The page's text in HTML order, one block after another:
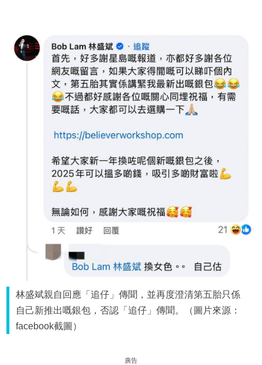
林盛斌親自回應「追仔」傳聞，並再度澄清第五胎只係
自己新推出嘅銀包，否認「追仔」傳聞。（圖片來源：
facebook截圖）
廣告